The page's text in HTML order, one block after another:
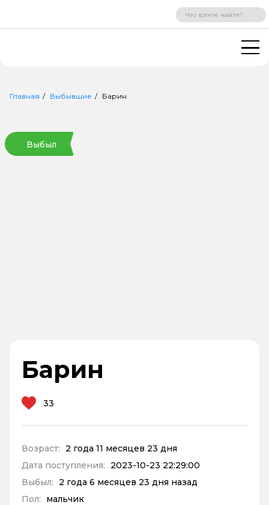
ВХОД РЕГИСТРАЦИЯ
Главная Выбывшие Барин
Выбыл
Барин
33
Возраст:
2 года 11 месяцев 23 дня
Дата поступления:
2023-10-23 22:29:00
Выбыл:
2 года 6 месяцев 23 дня назад
Пол:
мальчик